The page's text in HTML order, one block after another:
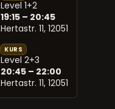
Level 1+2
19:15 – 20:45
Hertastr. 11, 12051
KURS
Level 2+3
20:45 – 22:00
Hertastr. 11, 12051